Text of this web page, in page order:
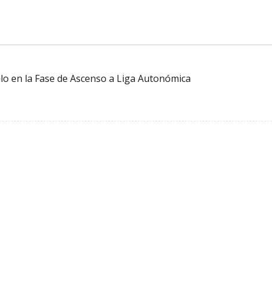
en la Fase de Ascenso a Liga Autonómica